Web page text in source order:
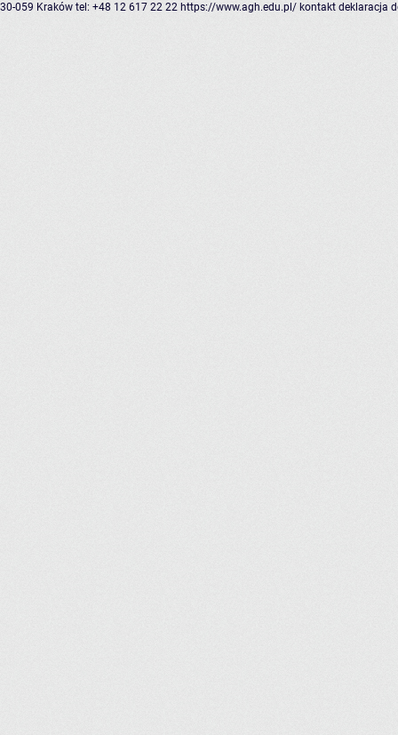
30-059 Kraków tel: +48 12 617 22 22 https://www.agh.edu.pl/ kontakt deklaracja